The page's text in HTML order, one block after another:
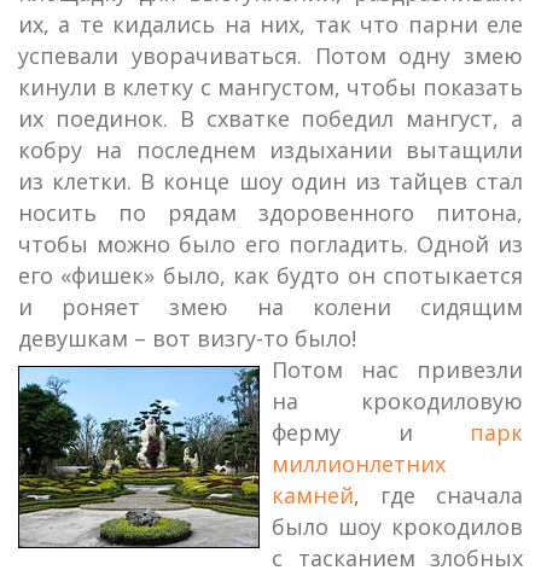
их, а те кидались на них, так что парни еле
успевали уворачиваться. Потом одну змею
кинули в клетку с мангустом, чтобы показать
их поединок. В схватке победил мангуст, а
кобру на последнем издыхании вытащили
из клетки. В конце шоу один из тайцев стал
носить по рядам здоровенного питона,
чтобы можно было его погладить. Одной из
его «фишек» было, как будто он спотыкается
и роняет змею на колени сидящим
девушкам – вот визгу-то было!
Потом нас привезли
на крокодиловую
ферму и парк
миллионлетних
камней, где сначала
было шоу крокодилов
с тасканием злобных